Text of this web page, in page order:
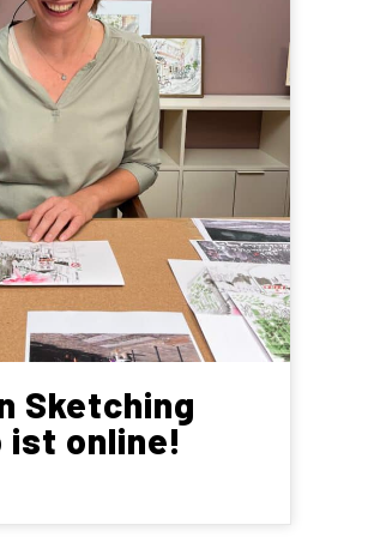
Sketching
ist online!